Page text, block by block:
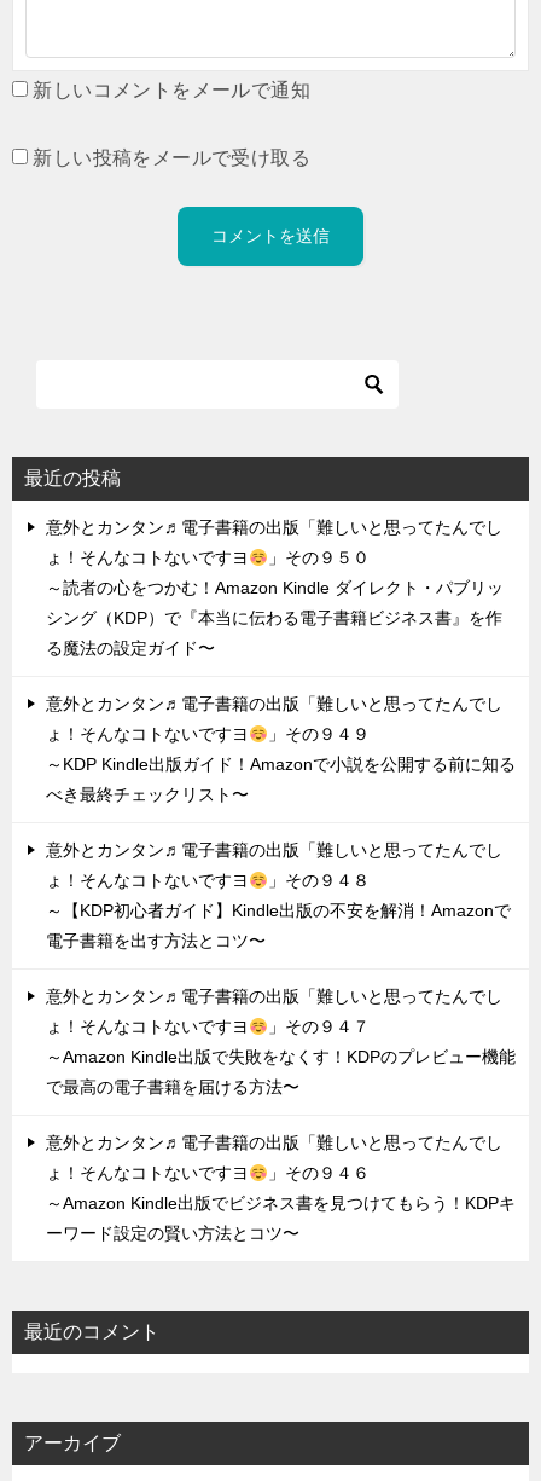
新しいコメントをメールで通知
新しい投稿をメールで受け取る
最近の投稿
意外とカンタン♬電子書籍の出版「難しいと思ってたんでし
ょ！そんなコトないですヨ
」その９５０
～読者の心をつかむ！Amazon Kindle ダイレクト・パブリッ
シング（KDP）で『本当に伝わる電子書籍ビジネス書』を作
る魔法の設定ガイド〜
意外とカンタン♬電子書籍の出版「難しいと思ってたんでし
ょ！そんなコトないですヨ
」その９４９
～KDP Kindle出版ガイド！Amazonで小説を公開する前に知る
べき最終チェックリスト〜
意外とカンタン♬電子書籍の出版「難しいと思ってたんでし
ょ！そんなコトないですヨ
」その９４８
～【KDP初心者ガイド】Kindle出版の不安を解消！Amazonで
電子書籍を出す方法とコツ〜
意外とカンタン♬電子書籍の出版「難しいと思ってたんでし
ょ！そんなコトないですヨ
」その９４７
～Amazon Kindle出版で失敗をなくす！KDPのプレビュー機能
で最高の電子書籍を届ける方法〜
意外とカンタン♬電子書籍の出版「難しいと思ってたんでし
ょ！そんなコトないですヨ
」その９４６
～Amazon Kindle出版でビジネス書を見つけてもらう！KDPキ
ーワード設定の賢い方法とコツ〜
最近のコメント
アーカイブ